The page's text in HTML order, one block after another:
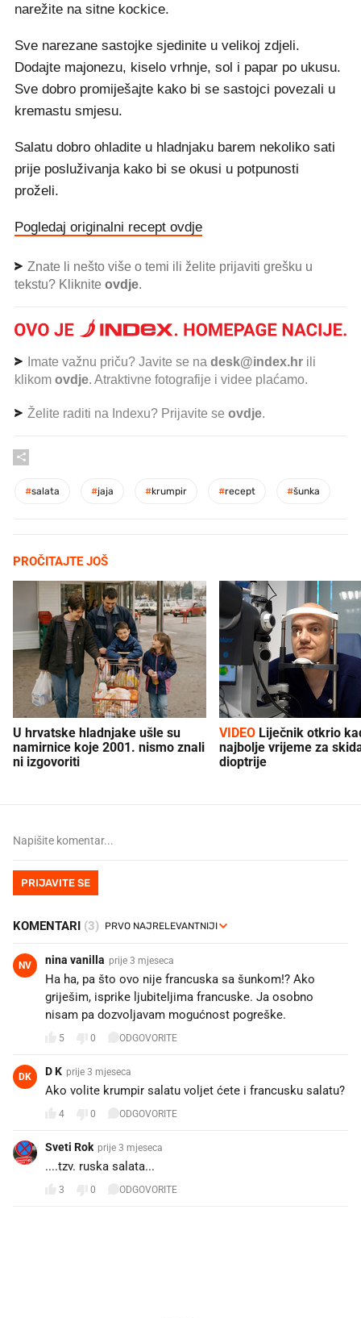
narežite na sitne kockice.
Sve narezane sastojke sjedinite u velikoj zdjeli.
Dodajte majonezu, kiselo vrhnje, sol i papar po ukusu.
Sve dobro promiješajte kako bi se sastojci povezali u
kremastu smjesu.
Salatu dobro ohladite u hladnjaku barem nekoliko sati
prije posluživanja kako bi se okusi u potpunosti
proželi.
Pogledaj originalni recept ovdje
Znate li nešto više o temi ili želite prijaviti grešku u
tekstu? Kliknite ovdje.
Imate važnu priču? Javite se na desk@index.hr ili
klikom ovdje. Atraktivne fotografije i videe plaćamo.
Želite raditi na Indexu? Prijavite se ovdje.
#salata #jaja #krumpir #recept #šunka
PROČITAJTE JOŠ
U hrvatske hladnjake ušle su
namirnice koje 2001. nismo znali
ni izgovoriti
VIDEO
najbolje vrijeme za
dioptrije
PRIJAVITE SE
KOMENTARI (3)
NV nina vanilla prije 3 mjeseca
Ha ha, pa što ovo nije francuska sa šunkom!? Ako
griješim, isprike ljubiteljima francuske. Ja osobno
nisam pa dozvoljavam mogućnost pogreške.
5 0 ODGOVORITE
DK D K prije 3 mjeseca
Ako volite krumpir salatu voljet ćete i francusku salatu?
4 0 ODGOVORITE
Sveti Rok prije 3 mjeseca
....tzv. ruska salata...
3 0 ODGOVORITE